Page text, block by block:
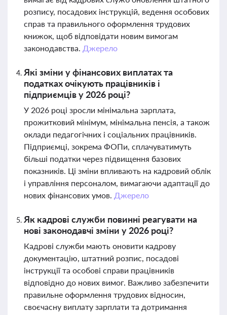
розпису, посадових інструкцій, ведення особових
справ та правильного оформлення трудових
книжок, щоб відповідати новим вимогам
законодавства. Джерело
Які зміни у фінансових виплатах та
податках очікують працівників і
підприємців у 2026 році?
У 2026 році зросли мінімальна зарплата,
прожитковий мінімум, мінімальна пенсія, а також
оклади педагогічних і соціальних працівників.
Підприємці, зокрема ФОПи, сплачуватимуть
більші податки через підвищення базових
показників. Ці зміни впливають на кадровий облік
і управління персоналом, вимагаючи адаптації до
нових фінансових умов. Джерело
Як кадрові служби повинні реагувати на
нові законодавчі зміни у 2026 році?
Кадрові служби мають оновити кадрову
документацію, штатний розпис, посадові
інструкції та особові справи працівників
відповідно до нових вимог. Важливо забезпечити
правильне оформлення трудових відносин,
своєчасну виплату зарплати та дотримання